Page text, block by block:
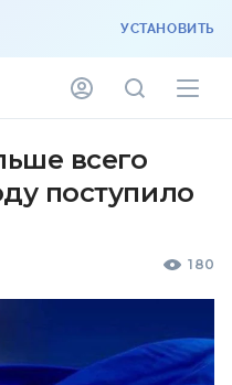
УСТАНОВИТЬ
всего
поступило
180